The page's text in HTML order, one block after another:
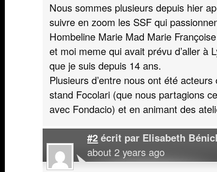
Nous sommes plusieurs depuis hier
suivre en zoom les SSF qui
Hombeline Marie Mad Marie
et moi meme qui avait prévu d’aller à
que je suis depuis 14 ans.
Plusieurs d’entre nous ont été
stand Focolari (que nous partagions
avec Fondacio) et en animant des
#2 écrit par Elisabeth
about 2 years ago